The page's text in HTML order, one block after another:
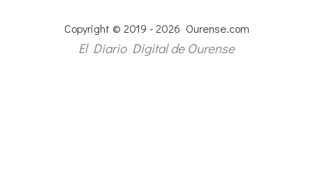
Copyright © 2019 - 2026 Ourense.com
El Diario Digital de Ourense